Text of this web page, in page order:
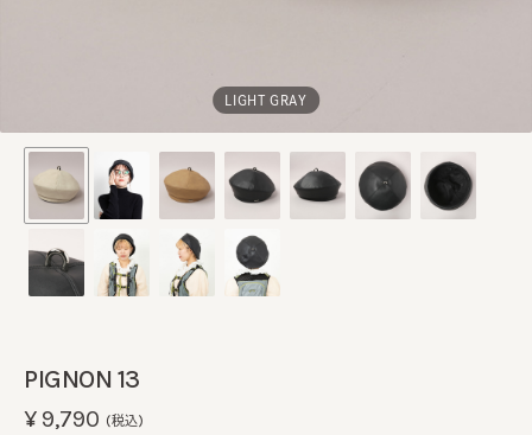
LIGHT GRAY
PIGNON 13
¥9,790 (税込)